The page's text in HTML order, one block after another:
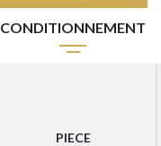
CONDITIONNEMENT
PIECE